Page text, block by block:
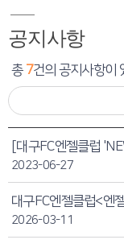
공지사항
총 7건의 공지사항이
[대구FC엔젤클럽
2023-06-27
대구FC엔젤클럽<엔
2026-03-11